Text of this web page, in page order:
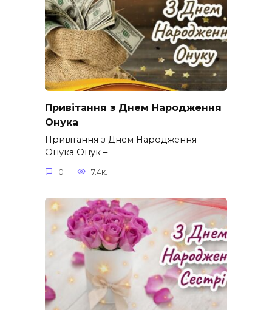
Привітання з Днем Народження
Онука
Привітання з Днем Народження
Онука Онук –
0 7.4к.